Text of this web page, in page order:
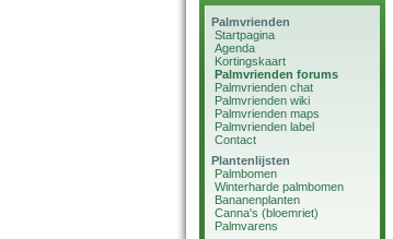
Palmvrienden
Startpagina
Agenda
Kortingskaart
Palmvrienden forums
Palmvrienden chat
Palmvrienden wiki
Palmvrienden maps
Palmvrienden label
Contact
Plantenlijsten
Palmbomen
Winterharde palmbomen
Bananenplanten
Canna's (bloemriet)
Palmvarens